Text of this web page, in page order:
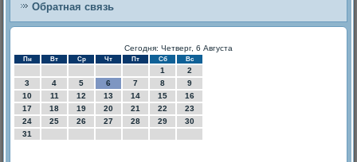
Обратная связь
Сегодня: Четверг, 6 Августа
Пн Вт Ср Чт Пт Сб Вс
1
2
3
4 5 6 7 8
9
10
11 12 13 14 15
16
17
18 19 20 21 22
23
24
25 26 27 28 29
30
31